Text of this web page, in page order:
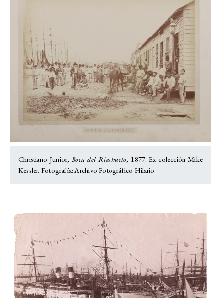
Christiano Junior,Boca del Riachuelo, 1877. Ex colección Mike
Kessler. Fotografía: Archivo Fotográfico Hilario.